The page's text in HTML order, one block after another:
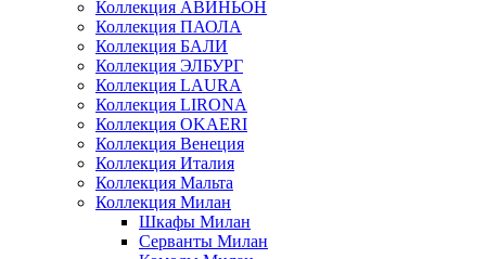
Коллекция АВИНЬОН
Коллекция ПАОЛА
Коллекция БАЛИ
Коллекция ЭЛБУРГ
Коллекция LAURA
Коллекция LIRONA
Коллекция OKAERI
Коллекция Венеция
Коллекция Италия
Коллекция Мальта
Коллекция Милан
Шкафы Милан
Серванты Милан